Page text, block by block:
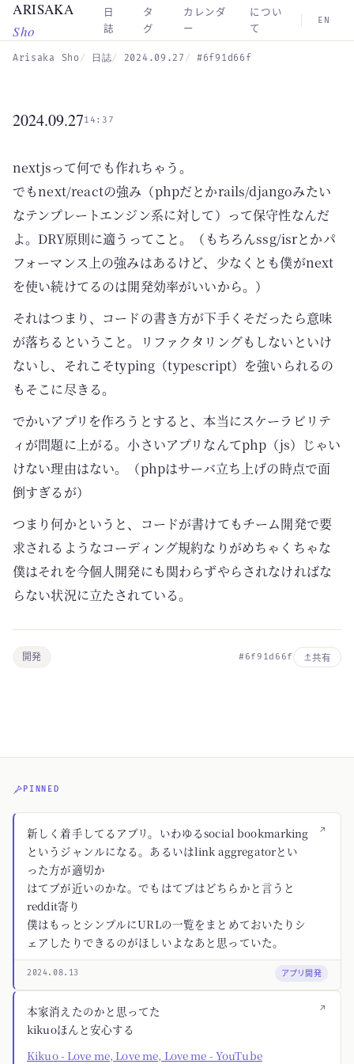
Skip to main content
ARISAKA
Sho
日
誌
タ
グ
カレンダ
ー
につい
て
EN
Arisaka Sho 日誌 2024.09.27 #6f91d66f
2024.09.2714:37
nextjsって何でも作れちゃう。
でもnext/reactの強み（phpだとかrails/djangoみたい
なテンプレートエンジン系に対して）って保守性なんだ
よ。DRY原則に適うってこと。（もちろんssg/isrとかパ
フォーマンス上の強みはあるけど、少なくとも僕がnext
を使い続けてるのは開発効率がいいから。）
それはつまり、コードの書き方が下手くそだったら意味
が落ちるということ。リファクタリングもしないといけ
ないし、それこそtyping（typescript）を強いられるの
もそこに尽きる。
でかいアプリを作ろうとすると、本当にスケーラビリテ
ィが問題に上がる。小さいアプリなんてphp（js）じゃい
けない理由はない。（phpはサーバ立ち上げの時点で面
倒すぎるが）
つまり何かというと、コードが書けてもチーム開発で要
求されるようなコーディング規約なりがめちゃくちゃな
僕はそれを今個人開発にも関わらずやらされなければな
らない状況に立たされている。
開発 #6f91d66f 共有
PINNED
↗
新しく着手してるアプリ。いわゆるsocial bookmarking
というジャンルになる。あるいはlink aggregatorとい
った方が適切か
はてブが近いのかな。でもはてブはどちらかと言うと
reddit寄り
僕はもっとシンプルにURLの一覧をまとめておいたりシ
ェアしたりできるのがほしいよなあと思っていた。
2024.08.13 アプリ開発
↗
本家消えたのかと思ってた
kikuoほんと安心する
Kikuo - Love me, Love me, Love me - YouTube